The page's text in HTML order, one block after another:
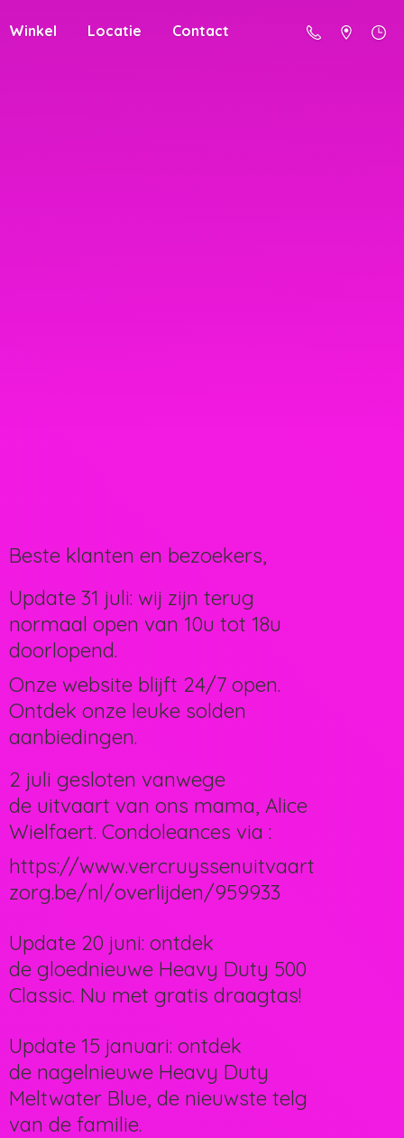
Winkel Locatie Contact
Beste klanten en bezoekers,
Update 31 juli: wij zijn terug
normaal open van 10u tot 18u
doorlopend.
Onze website blijft 24/7 open.
Ontdek onze leuke solden
aanbiedingen.
2 juli gesloten vanwege
de uitvaart van ons mama, Alice
Wielfaert. Condoleances via :
https://www.vercruyssenuitvaart
zorg.be/nl/overlijden/959933
Update 20 juni: ontdek
de gloednieuwe Heavy Duty 500
Classic. Nu met gratis draagtas!
Update 15 januari: ontdek
de nagelnieuwe Heavy Duty
Meltwater Blue, de nieuwste telg
van de familie.